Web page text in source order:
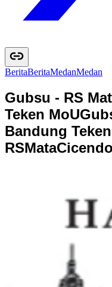
BeritaBeritaMedanMedan
Gubsu - RS
Teken MoU
Bandung
RSMataCicendo